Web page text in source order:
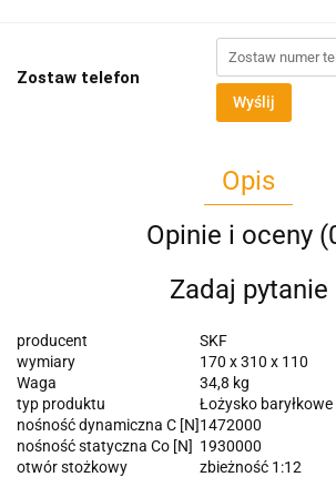
Zostaw telefon
Wyślij
Opis
Opinie i oceny
Zadaj pytanie
producent
SKF
wymiary
170 x 310 x 110
Waga
34,8 kg
typ produktu
Łożysko
nośność dynamiczna C [N]1472000
nośność statyczna Co [N] 1930000
otwór stożkowy
zbieżność 1:12